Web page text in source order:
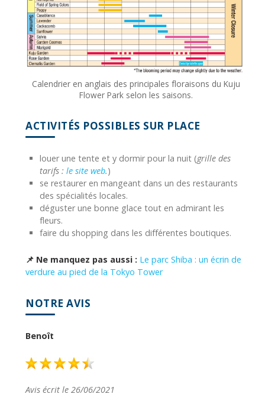
Calendrier en anglais des principales floraisons du Kuju
Flower Park selon les saisons.
ACTIVITÉS POSSIBLES SUR PLACE
louer une tente et y dormir pour la nuit (grille des
tarifs : le site web.)
se restaurer en mangeant dans un des restaurants
des spécialités locales.
déguster une bonne glace tout en admirant les
fleurs.
faire du shopping dans les différentes boutiques.
📌 Ne manquez pas aussi : Le parc Shiba : un écrin de
verdure au pied de la Tokyo Tower
NOTRE AVIS
Benoît
Avis écrit le 26/06/2021